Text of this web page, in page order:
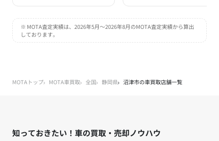
※ MOTA査定実績は、2026年5月～2026年8月のMOTA査定実績から算出
しております。
MOTAトップ MOTA車買取 全国 静岡県 沼津市の車買取店舗一覧
知っておきたい！車の買取・売却ノウハウ